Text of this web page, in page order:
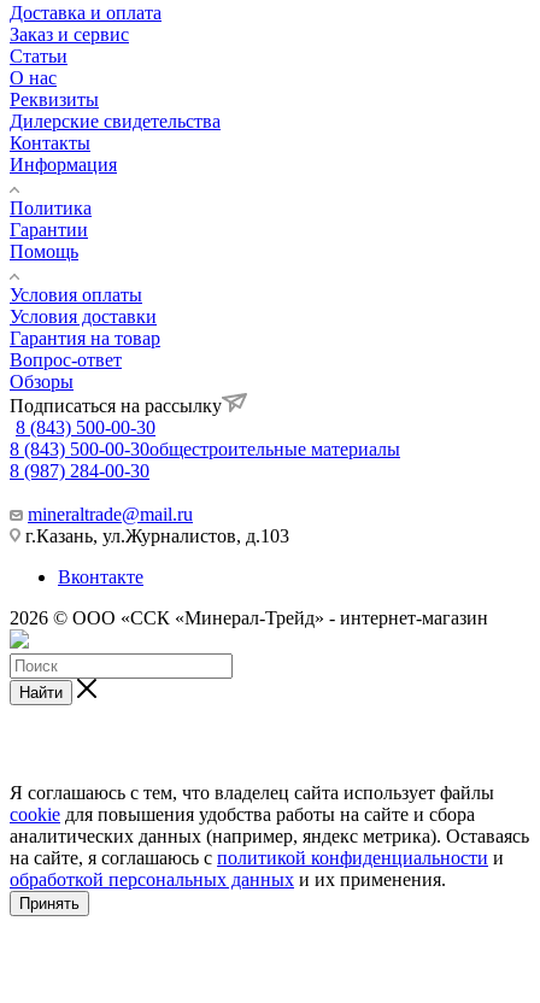
Доставка и оплата
Заказ и сервис
Статьи
О нас
Реквизиты
Дилерские свидетельства
Контакты
Информация
Политика
Гарантии
Помощь
Условия оплаты
Условия доставки
Гарантия на товар
Вопрос-ответ
Обзоры
Подписаться на рассылку
8 (843) 500-00-30
8 (843) 500-00-30общестроительные материалы
8 (987) 284-00-30
mineraltrade@mail.ru
г.Казань, ул.Журналистов, д.103
Вконтакте
2026 © ООО «ССК «Минерал-Трейд» - интернет-магазин
Найти
Я соглашаюсь с тем, что владелец сайта использует файлы
cookie для повышения удобства работы на сайте и сбора
аналитических данных (например, яндекс метрика). Оставаясь
на сайте, я соглашаюсь с политикой конфиденциальности и
обработкой персональных данных и их применения.
Принять